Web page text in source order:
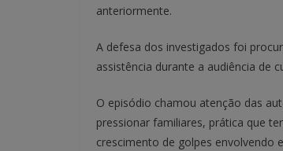
anteriormente.
A defesa dos investigados foi
assistência durante a audiência de
O episódio chamou atenção das
pressionar familiares, prática que
crescimento de golpes envolvendo